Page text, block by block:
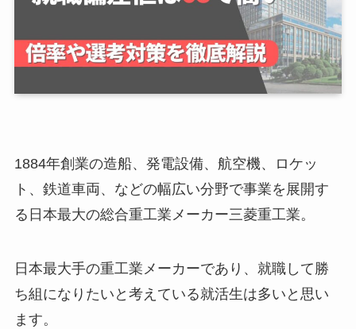
1884年創業の造船、発電設備、航空機、ロケッ
ト、鉄道車両、などの幅広い分野で事業を展開す
る日本最大の総合重工業メーカー三菱重工業。
日本最大手の重工業メーカーであり、就職して勝
ち組になりたいと考えている就活生は多いと思い
ます。